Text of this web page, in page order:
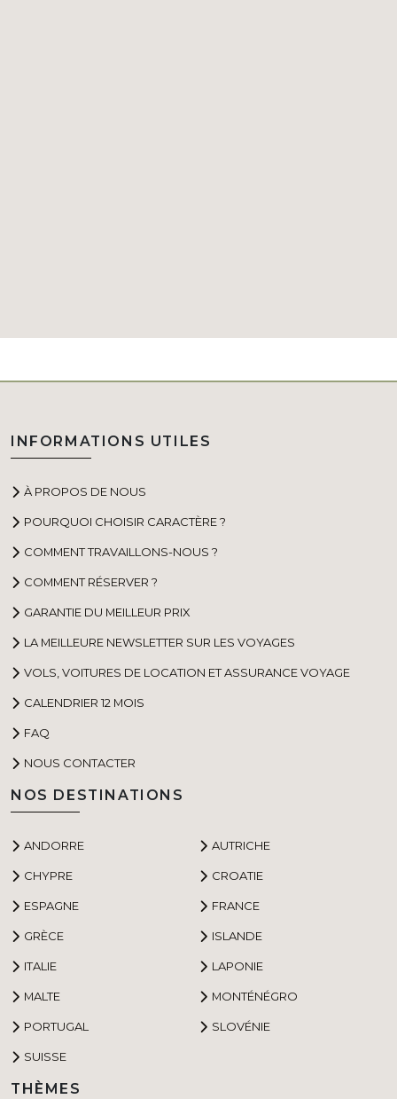
INFORMATIONS UTILES
À PROPOS DE NOUS
POURQUOI CHOISIR CARACTÈRE ?
COMMENT TRAVAILLONS-NOUS ?
COMMENT RÉSERVER ?
GARANTIE DU MEILLEUR PRIX
LA MEILLEURE NEWSLETTER SUR LES VOYAGES
VOLS, VOITURES DE LOCATION ET ASSURANCE VOYAGE
CALENDRIER 12 MOIS
FAQ
NOUS CONTACTER
NOS DESTINATIONS
ANDORRE AUTRICHE
CHYPRE CROATIE
ESPAGNE FRANCE
GRÈCE ISLANDE
ITALIE LAPONIE
MALTE MONTÉNÉGRO
PORTUGAL SLOVÉNIE
SUISSE
THÈMES